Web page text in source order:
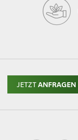
JETZTANFRAGEN